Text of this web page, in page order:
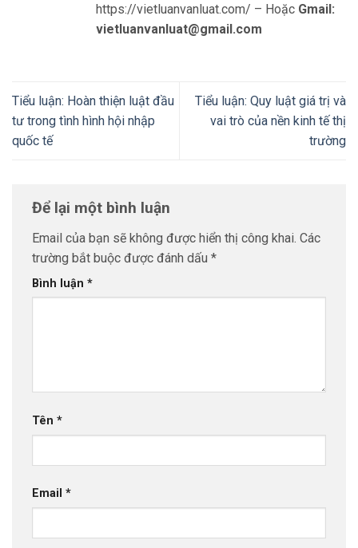
https://vietluanvanluat.com/ – Hoặc Gmail:
vietluanvanluat@gmail.com
Tiểu luận: Hoàn thiện luật đầu
tư trong tình hình hội nhập
quốc tế
Tiểu luận: Quy luật giá trị và
vai trò của nền kinh tế thị
trường
Để lại một bình luận
Email của bạn sẽ không được hiển thị công khai. Các
trường bắt buộc được đánh dấu *
Bình luận *
Tên *
Email *